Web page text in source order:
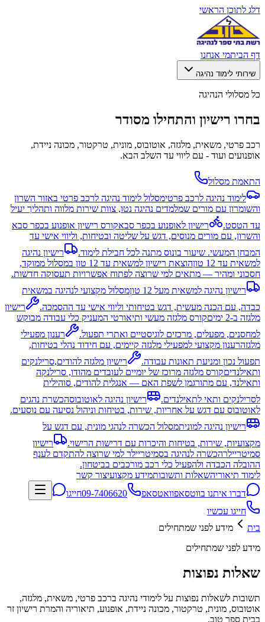
דלג לתוכן הראשי
דף הביתמי אנחנו
שירותי לימוד נהיגה
כל מסלולי הנהיגה
בחרו רישיון והתחילו מסודר
רכב פרטי, משאית, מלגזה, אוטובוס, מונית, טרקטור, מכונה ניידת,
אופנועים ועוד - עם ליווי עד השלב הבא.
התאמת מסלול
לימוד נהיגה לרכב פרטימסלול לימוד נהיגה לרכב פרטי באזור השרון
והשומרון עם מורים שמלמדים נהיגה נטו, צוות שירות מלווה ותהליך יעיל
עד הטסט.
רישיון לאופנוע בכפר סבאקורס רישיון אופנוע בכפר סבא
והשרון, עם מורים מנוסים, דגש על שליטה ובטיחות, וליווי אישי עד
המבחן המעשי. שיעור בונוס מתנה לכל חבילת לימוד.
רישיון נהיגה
למשאית עד 12 טון
הוצאת רישיון למשאית עד 12 טון במסלול ממוקד,
חסכוני ומהיר — מתאים למי שרוצה לפתוח אפשרויות תעסוקה חדשות.
רישיון נהיגה למשאית מעל 12 טון
מסלול מקצועי לנהיגה במשאית
כבדה, עם הכנה מעשית, דגש בטיחותי וליווי אישי עד ההסמכה.
רישיון
מלגזה ב-2 ימים
קורס מלגזה מעשי ותיאורטי המעניק כלי עבודה מבוקש
למחסנים, מפעלים, מרכזים לוגיסטיים ואתרי תפעול.
רענון מפעילי
מלגזהרענון מקצועי למפעילי מלגזה קיימים, עם חידוד נהלי בטיחות,
תפעול נכון ומניעת תאונות עבודה.
רישיון מלגזה להודים,סרילנקים
ותאילנדיםקורס מלגזה מרוכז של יומיים לעובדים מהודו, סרילנקה
ותאילנד, עם מתורגמן לשפת האם — אנגלית להודים, סוהילית
לסרילנקים ותאי לתאילנדים.
רישיון נהיגה לאוטובוסהכשרת נהגים
לאוטובוס עם דגש על אחריות, שירות, בטיחות וניהול נסיעה עם נוסעים.
רישיון נהיגה למוניתמסלול הכשרה לנהגי מונית, עם דגש על
מקצועיות, שירות, בטיחות והיכרות עם דרישות הרישוי.
רישיון
סמיטריילרהכשרה לנהיגה בסמיטריילר למי שרוצה להתקדם לענף
ההובלה הכבדה ולהפעיל כלי רכב מורכבים בביטחון.
לימוד תיאוריהשאלות ותשובותמידע מקצועיצור קשר
דברו איתנו בווטסאפוואטסאפ 09-7406620חייגו
חייגו עכשיו
בית
מידע לפני שמתחילים
מידע לפני שמתחילים
שאלות נפוצות
תשובות לשאלות נפוצות על לימודי נהיגה ברכב פרטי, משאית, מלגזה,
אוטובוס, מונית, טרקטור, מכונה ניידת, אופנוע, תיאוריה והמרת רישיון זר
בבית ספר טוב.